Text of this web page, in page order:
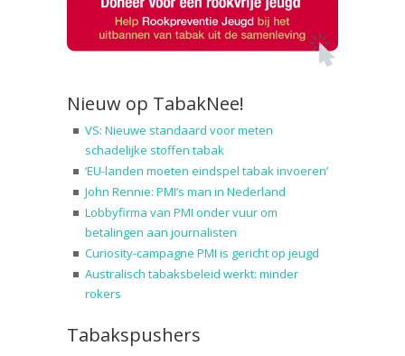
Nieuw op TabakNee!
VS: Nieuwe standaard voor meten
schadelijke stoffen tabak
‘EU-landen moeten eindspel tabak invoeren’
John Rennie: PMI’s man in Nederland
Lobbyfirma van PMI onder vuur om
betalingen aan journalisten
Curiosity-campagne PMI is gericht op jeugd
Australisch tabaksbeleid werkt: minder
rokers
Tabakspushers